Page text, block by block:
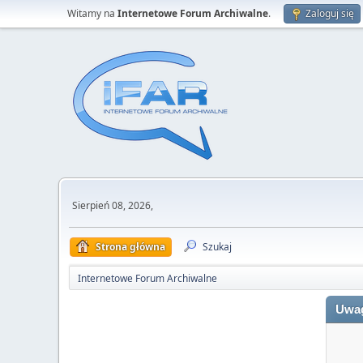
Witamy na Internetowe Forum Archiwalne. Zaloguj się
Sierpień 08, 2026,
Strona główna Szukaj
Internetowe Forum Archiwalne